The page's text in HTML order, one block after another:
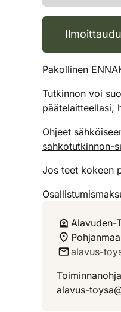
Pakollinen
Tutkinnon voi
päätelaitteellasi,
Ohjeet
sahkotutkinnon-
Jos teet kokeen
Alavuden-
Pohjanmaa
alavus-
alavus-